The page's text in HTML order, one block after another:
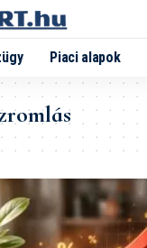
Piaci alapok